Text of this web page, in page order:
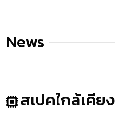
News
สเปคใกล้เคียง